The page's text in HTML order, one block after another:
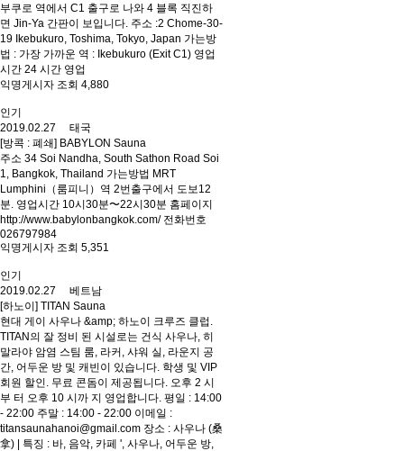
부쿠로 역에서 C1 출구로 나와 4 블록 직진하
면 Jin-Ya 간판이 보입니다. 주소 :2 Chome-30-
19 Ikebukuro, Toshima, Tokyo, Japan 가는방
법 : 가장 가까운 역 : Ikebukuro (Exit C1) 영업
시간 24 시간 영업
익명게시자 조회 4,880
인기
2019.02.27 태국
[방콕 : 폐쇄] BABYLON Sauna
주소 34 Soi Nandha, South Sathon Road Soi
1, Bangkok, Thailand 가는방법 MRT
Lumphini（룸피니）역 2번출구에서 도보12
분. 영업시간 10시30분〜22시30분 홈페이지
http://www.babylonbangkok.com/ 전화번호
026797984
익명게시자 조회 5,351
인기
2019.02.27 베트남
[하노이] TITAN Sauna
현대 게이 사우나 &amp; 하노이 크루즈 클럽.
TITAN의 잘 정비 된 시설로는 건식 사우나, 히
말라야 암염 스팀 룸, 라커, 샤워 실, 라운지 공
간, 어두운 방 및 캐빈이 있습니다. 학생 및 VIP
회원 할인. 무료 콘돔이 제공됩니다. 오후 2 시
부 터 오후 10 시까 지 영업합니다. 평일 : 14:00
- 22:00 주말 : 14:00 - 22:00 이메일 :
titansaunahanoi@gmail.com 장소 : 사우나 (桑
拿) | 특징 : 바, 음악, 카페 ', 사우나, 어두운 방,